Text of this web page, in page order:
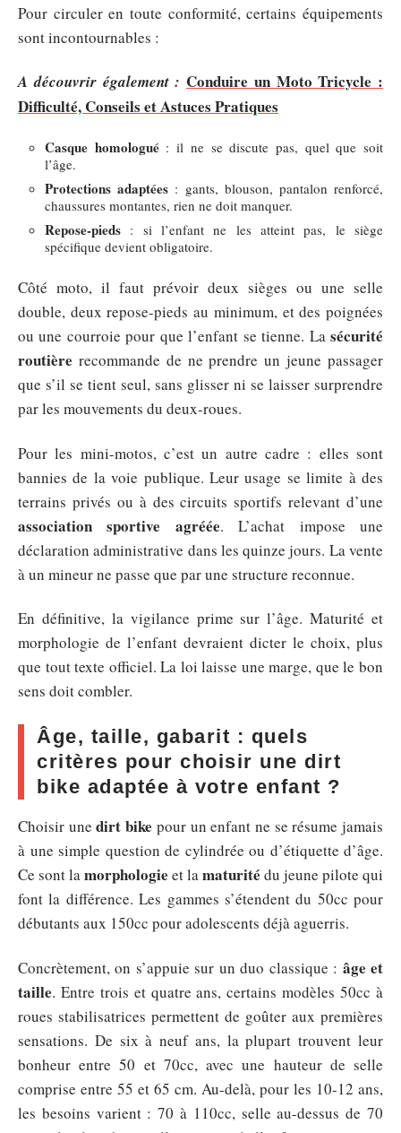
Pour circuler en toute conformité, certains équipements
sont incontournables :
A découvrir également : Conduire un Moto Tricycle :
Difficulté, Conseils et Astuces Pratiques
Casque homologué: il ne se discute pas, quel que soit
l’âge.
Protections adaptées : gants, blouson, pantalon renforcé,
chaussures montantes, rien ne doit manquer.
Repose-pieds : si l’enfant ne les atteint pas, le siège
spécifique devient obligatoire.
Côté moto, il faut prévoir deux sièges ou une selle
double, deux repose-pieds au minimum, et des poignées
ou une courroie pour que l’enfant se tienne. La sécurité
routière recommande de ne prendre un jeune passager
que s’il se tient seul, sans glisser ni se laisser surprendre
par les mouvements du deux-roues.
Pour les mini-motos, c’est un autre cadre : elles sont
bannies de la voie publique. Leur usage se limite à des
terrains privés ou à des circuits sportifs relevant d’une
association sportive agréée. L’achat impose une
déclaration administrative dans les quinze jours. La vente
à un mineur ne passe que par une structure reconnue.
En définitive, la vigilance prime sur l’âge. Maturité et
morphologie de l’enfant devraient dicter le choix, plus
que tout texte officiel. La loi laisse une marge, que le bon
sens doit combler.
Âge, taille, gabarit : quels
critères pour choisir une dirt
bike adaptée à votre enfant ?
Choisir unedirt bike pour un enfant ne se résume jamais
à une simple question de cylindrée ou d’étiquette d’âge.
Ce sont lamorphologie et lamaturité du jeune pilote qui
font la différence. Les gammes s’étendent du 50cc pour
débutants aux 150cc pour adolescents déjà aguerris.
Concrètement, on s’appuie sur un duo classique : âge et
taille. Entre trois et quatre ans, certains modèles 50cc à
roues stabilisatrices permettent de goûter aux premières
sensations. De six à neuf ans, la plupart trouvent leur
bonheur entre 50 et 70cc, avec une hauteur de selle
comprise entre 55 et 65 cm. Au-delà, pour les 10-12 ans,
les besoins varient : 70 à 110cc, selle au-dessus de 70